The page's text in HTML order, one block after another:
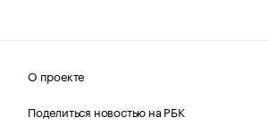
О проекте
Поделиться новостью на РБК